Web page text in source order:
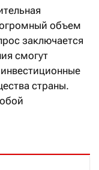
объем
заключается
смогут
страны.